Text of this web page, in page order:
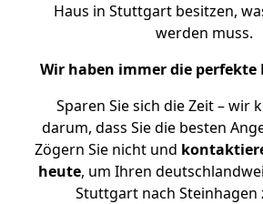
Haus in Stuttgart besitzen,
werden muss.
Wir haben immer die perfekte
Sparen Sie sich die Zeit – wir
darum, dass Sie die besten
Zögern Sie nicht und
heute, um Ihren
Stuttgart nach Steinhagen